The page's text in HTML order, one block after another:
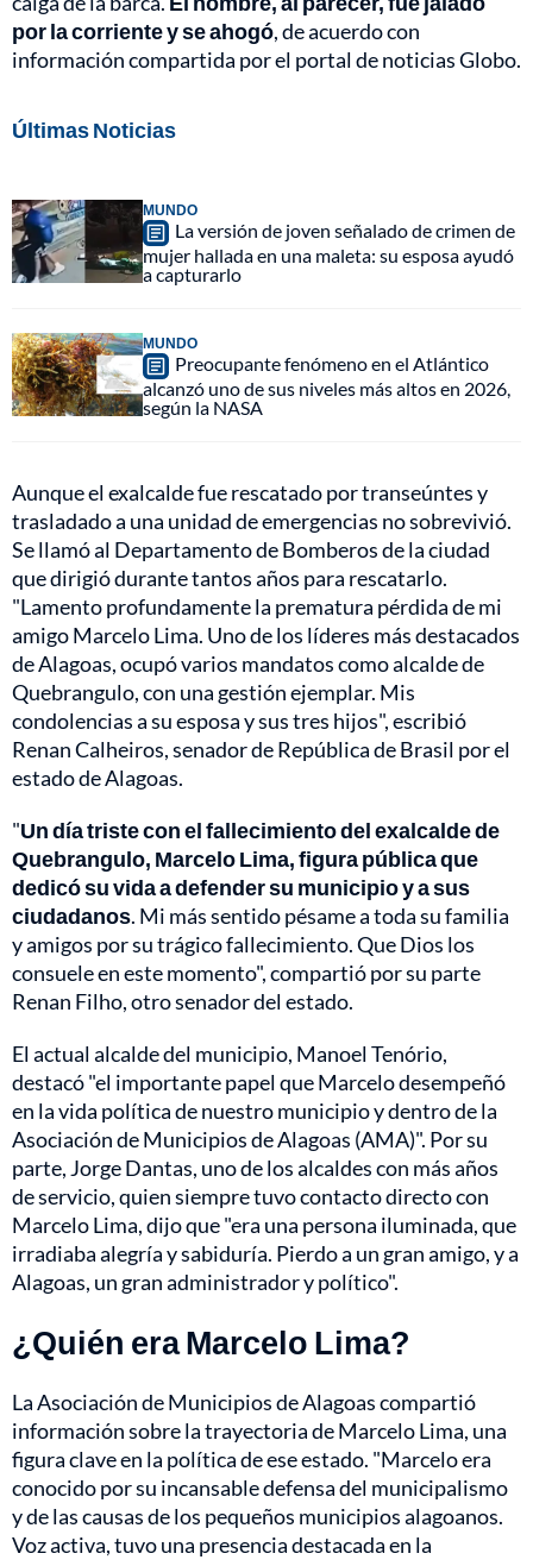
por la corriente y se ahogó, de acuerdo con
información compartida por el portal de noticias Globo.
Últimas Noticias
MUNDO
La versión de joven señalado de crimen de
mujer hallada en una maleta: su esposa ayudó
a capturarlo
MUNDO
Preocupante fenómeno en el Atlántico
alcanzó uno de sus niveles más altos en 2026,
según la NASA
Aunque el exalcalde fue rescatado por transeúntes y
trasladado a una unidad de emergencias no sobrevivió.
Se llamó al Departamento de Bomberos de la ciudad
que dirigió durante tantos años para rescatarlo.
"Lamento profundamente la prematura pérdida de mi
amigo Marcelo Lima. Uno de los líderes más destacados
de Alagoas, ocupó varios mandatos como alcalde de
Quebrangulo, con una gestión ejemplar. Mis
condolencias a su esposa y sus tres hijos", escribió
Renan Calheiros, senador de República de Brasil por el
estado de Alagoas.
"Un día triste con el fallecimiento del exalcalde de
Quebrangulo, Marcelo Lima, figura pública que
dedicó su vida a defender su municipio y a sus
ciudadanos. Mi más sentido pésame a toda su familia
y amigos por su trágico fallecimiento. Que Dios los
consuele en este momento", compartió por su parte
Renan Filho, otro senador del estado.
El actual alcalde del municipio, Manoel Tenório,
destacó "el importante papel que Marcelo desempeñó
en la vida política de nuestro municipio y dentro de la
Asociación de Municipios de Alagoas (AMA)". Por su
parte, Jorge Dantas, uno de los alcaldes con más años
de servicio, quien siempre tuvo contacto directo con
Marcelo Lima, dijo que "era una persona iluminada, que
irradiaba alegría y sabiduría. Pierdo a un gran amigo, y a
Alagoas, un gran administrador y político".
¿Quién era Marcelo Lima?
La Asociación de Municipios de Alagoas compartió
información sobre la trayectoria de Marcelo Lima, una
figura clave en la política de ese estado. "Marcelo era
conocido por su incansable defensa del municipalismo
y de las causas de los pequeños municipios alagoanos.
Voz activa, tuvo una presencia destacada en la